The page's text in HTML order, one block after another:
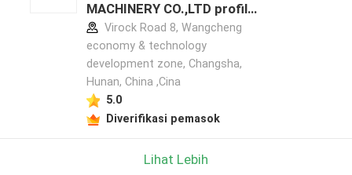
MACHINERY CO.,LTD profil
pabrikan
Virock Road 8, Wangcheng
economy & technology
development zone, Changsha,
Hunan, China ,Cina
5.0
Diverifikasi pemasok
Lihat Lebih